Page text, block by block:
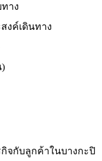
ทาง
งค์เดินทาง
)
กิจกับลูกค้าในบางกะปิ